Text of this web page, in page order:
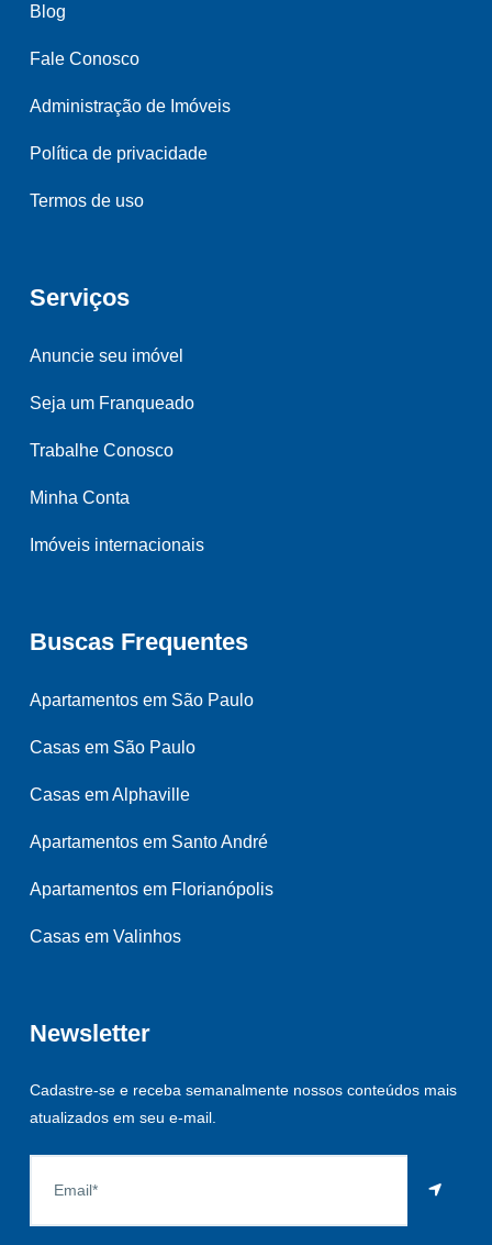
Blog
Fale Conosco
Administração de Imóveis
Política de privacidade
Termos de uso
Serviços
Anuncie seu imóvel
Seja um Franqueado
Trabalhe Conosco
Minha Conta
Imóveis internacionais
Buscas Frequentes
Apartamentos em São Paulo
Casas em São Paulo
Casas em Alphaville
Apartamentos em Santo André
Apartamentos em Florianópolis
Casas em Valinhos
Newsletter
Cadastre-se e receba semanalmente nossos conteúdos mais
atualizados em seu e-mail.